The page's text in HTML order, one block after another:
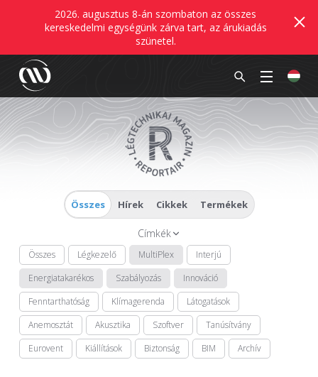
2026. augusztus 8-án szombaton az összes
kereskedelmi egységünk zárva tart, az árukiadás
szünetel.
Összes Hírek Cikkek Termékek
Címkék
Összes Légkezelő MultiPlex
Interjú
Energiatakarékos
Szabályozás
Innováció
Fenntarthatóság
Klímagerenda
Látogatások
Anemosztát
Akusztika Szoftver
Tanúsítvány
Eurovent
Kiállítások Biztonság BIM Archív